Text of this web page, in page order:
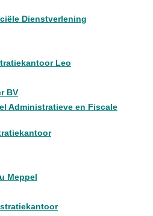
Dienstverlening
Leo
BV
Administratieve en Fiscale
Meppel